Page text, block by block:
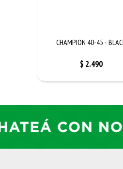
CHAMPION 40-45 -
$ 2.490